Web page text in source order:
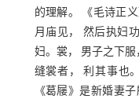
的理解。 《毛诗正
月庙见， 然后执妇
妇。裳， 男子之下
缝裳者， 利其事也
《葛屦》是新婚妻